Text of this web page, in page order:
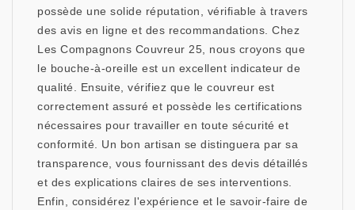
possède une solide réputation, vérifiable à travers
des avis en ligne et des recommandations. Chez
Les Compagnons Couvreur 25, nous croyons que
le bouche-à-oreille est un excellent indicateur de
qualité. Ensuite, vérifiez que le couvreur est
correctement assuré et possède les certifications
nécessaires pour travailler en toute sécurité et
conformité. Un bon artisan se distinguera par sa
transparence, vous fournissant des devis détaillés
et des explications claires de ses interventions.
Enfin, considérez l'expérience et le savoir-faire de